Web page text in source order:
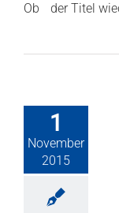
Ob der Ti­tel
1
November
2015